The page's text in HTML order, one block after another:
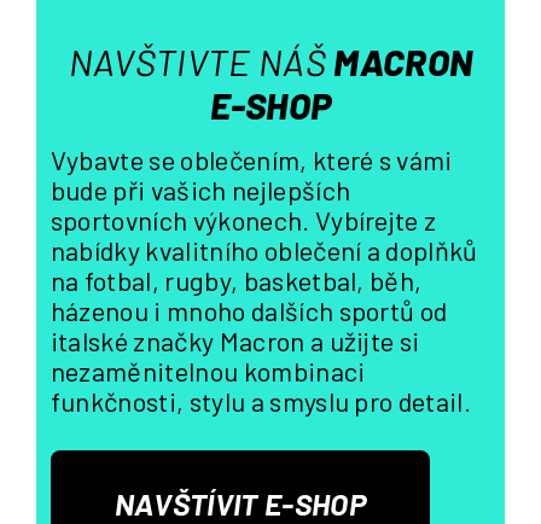
u
NAVŠTIVTE NÁŠMACRON
E-SHOP
Vybavte se oblečením, které s vámi
bude při vašich nejlepších
sportovních výkonech. Vybírejte z
nabídky kvalitního oblečení a doplňků
na fotbal, rugby, basketbal, běh,
házenou i mnoho dalších sportů od
italské značky Macron a užijte si
nezaměnitelnou kombinaci
funkčnosti, stylu a smyslu pro detail.
NAVŠTÍVIT E-SHOP